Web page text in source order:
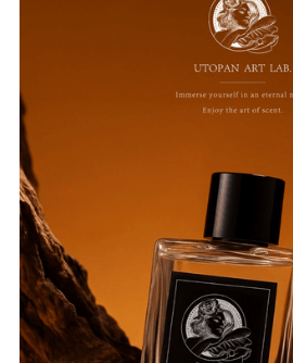
自信魅力能量-宙斯
安定招財正能量 -蓋尼米德
愛情幸福能量-阿芙蘿黛蒂
Shop Now